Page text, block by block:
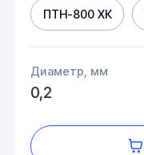
ПТН-800 ХК
Диаметр, мм
0,2